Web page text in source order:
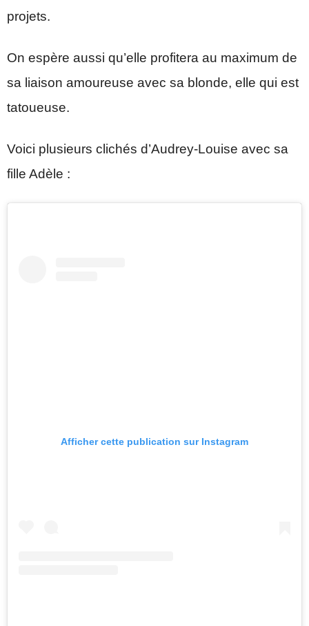
projets.
On espère aussi qu’elle profitera au maximum de
sa liaison amoureuse avec sa blonde, elle qui est
tatoueuse.
Voici plusieurs clichés d’Audrey-Louise avec sa
fille Adèle :
Afficher cette publication sur Instagram